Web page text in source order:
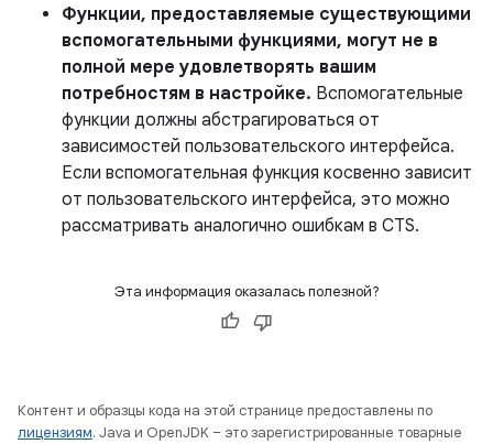
Функции, предоставляемые существующими
вспомогательными функциями, могут не в
полной мере удовлетворять вашим
потребностям в настройке. Вспомогательные
функции должны абстрагироваться от
зависимостей пользовательского интерфейса.
Если вспомогательная функция косвенно зависит
от пользовательского интерфейса, это можно
рассматривать аналогично ошибкам в CTS.
Эта информация оказалась полезной?
Контент и образцы кода на этой странице предоставлены по
лицензиям. Java и OpenJDK – это зарегистрированные товарные